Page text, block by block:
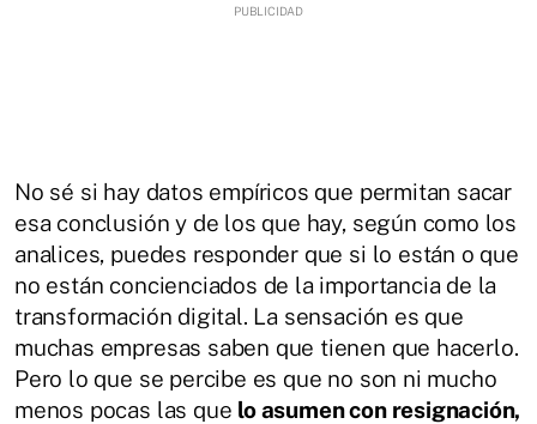
No sé si hay datos empíricos que permitan sacar
esa conclusión y de los que hay, según como los
analices, puedes responder que si lo están o que
no están concienciados de la importancia de la
transformación digital. La sensación es que
muchas empresas saben que tienen que hacerlo.
Pero lo que se percibe es que no son ni mucho
menos pocas las que lo asumen con resignación,